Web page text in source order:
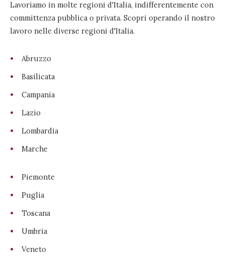
Lavoriamo in molte regioni d'Italia, indifferentemente con
committenza pubblica o privata. Scopri operando il nostro
lavoro nelle diverse regioni d'Italia.
Abruzzo
Basilicata
Campania
Lazio
Lombardia
Marche
Piemonte
Puglia
Toscana
Umbria
Veneto